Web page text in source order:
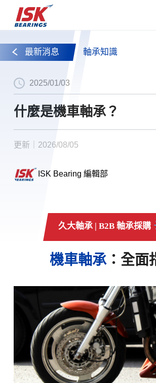
最新消息 軸承知識
2025/01/03
什麼是機車軸承？
更新｜2026/08/05
ISK Bearing 編輯部
久大軸承 | B2B 軸承採購
機車軸承：全面